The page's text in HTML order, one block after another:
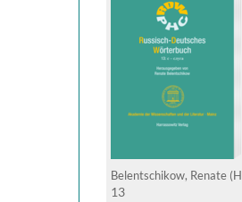
Belentschikow, Renate
13